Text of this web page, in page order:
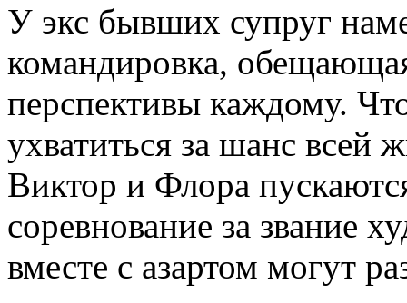
У экс бывших супруг
командировка,
перспективы каждому.
ухватиться за шанс всей
Виктор и Флора
соревнование за звание
вместе с азартом могут